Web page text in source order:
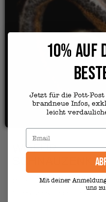
Gutes Hundefutter.
Schnauzenkumpel steht.
10% AUF
Jetzt für die Pott-
brandneue Infos,
leicht
Mit deiner
uns